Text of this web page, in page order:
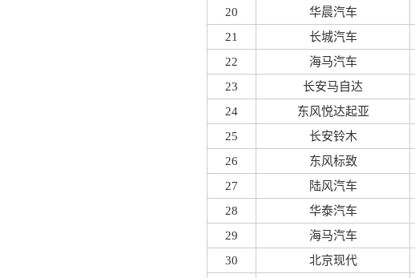
20
华晨汽车
21
长城汽车
22
海马汽车
23
长安马自达
24
东风悦达起亚
25
长安铃木
26
东风标致
27
陆风汽车
28
华泰汽车
29
海马汽车
30
北京现代